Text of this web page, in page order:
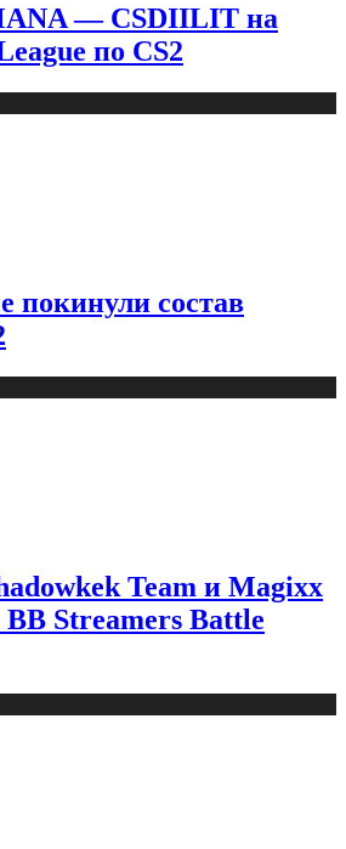
— CSDIILIT на
по CS2
покинули состав
Team и Magixx
Streamers Battle